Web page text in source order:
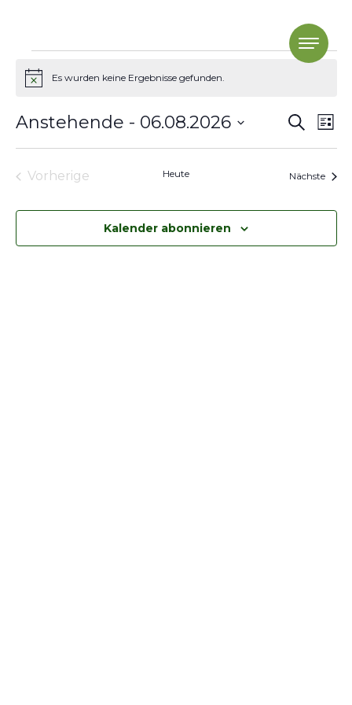
Veranstaltungen
HinweisEs wurden keine Ergebnisse gefunden.
Suche
und
Suche
Liste
Anstehende - 06.08.2026
Vorherige
Heute Nächste
Kalender abonnieren